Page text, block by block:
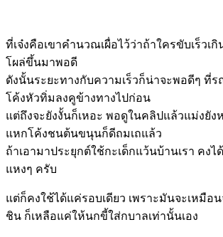
ที่เจ๋งคือเขาคำนวณเผื่อไว้ว่าถ้าใครขับเร็วเ
โผล่ขึ้นมาพอดี
ดังนั้นระยะทางกับความเร็วก็น่าจะพอดีๆ ที่ร
โค้งหัวทิ่มลงคูข้างทางไปก่อน
แต่ถึงจะยังงั้นก็เหอะ พอดูในคลิปแล้วแม่งยั
แหกโค้งชนต้นขนุนก็ดีถมเถแล้ว
ถ้าเอามาประยุกต์ใช้กะเด็กแว้นบ้านเรา คง
แหงๆ ครับ
แต่ก็คงใช้ได้แค่รอบเดียว เพราะมันจะเหมือ
ชิน ก็เหลือแค่ให้นกขี้ใส่กบาลเท่านั้นเอง